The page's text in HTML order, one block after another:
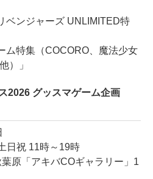
ベンジャーズ UNLIMITED特
ム特集（COCORO、魔法少女
）」
2026 グッスマゲーム企画
日祝 11時～19時
原「アキバCOギャラリー」1